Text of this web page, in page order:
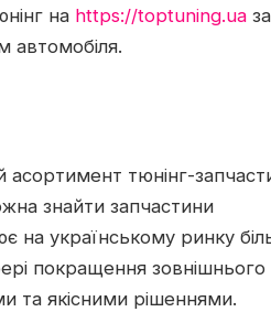
на https://toptuning.ua за
автомобіля.
асортимент тюнінг-
знайти запчастини
на українському ринку
покращення зовнішнього
та якісними рішеннями.